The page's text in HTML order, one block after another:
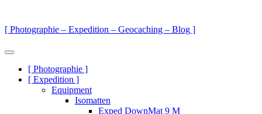
springen
[ Photographie – Expedition – Geocaching – Blog ]
Menü
Primäre
Navigation
[ Photographie ]
[ Expedition ]
Equipment
Isomatten
Exped DownMat 9 M